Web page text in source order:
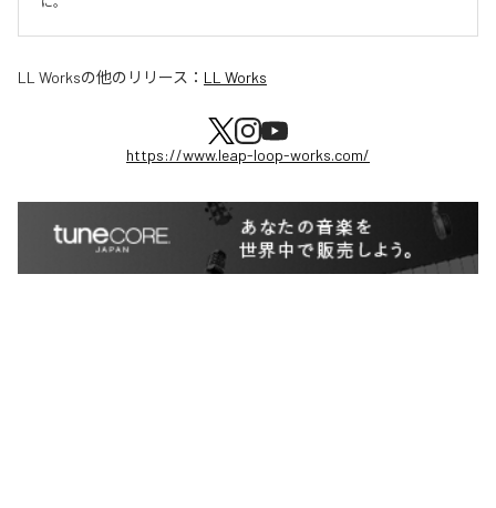
LL Worksの他のリリース： LL Works
https://www.leap-loop-works.com/